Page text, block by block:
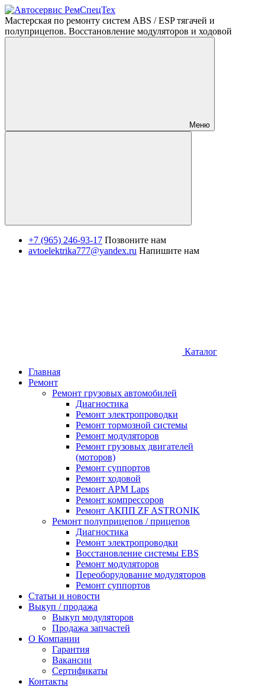
Мастерская по ремонту систем ABS / ESP тягачей и
полуприцепов. Восстановление модуляторов и ходовой
Меню
+7 (965) 246-93-17 Позвоните нам
avtoelektrika777@yandex.ru Напишите нам
Каталог
Главная
Ремонт
Ремонт грузовых автомобилей
Диагностика
Ремонт электропроводки
Ремонт тормозной системы
Ремонт модуляторов
Ремонт грузовых двигателей
(моторов)
Ремонт суппортов
Ремонт ходовой
Ремонт APM Laps
Ремонт компрессоров
Ремонт АКПП ZF ASTRONIK
Ремонт полуприцепов / прицепов
Диагностика
Ремонт электропроводки
Восстановление системы EBS
Ремонт модуляторов
Переоборудование модуляторов
Ремонт суппортов
Статьи и новости
Выкуп / продажа
Выкуп модуляторов
Продажа запчастей
О Компании
Гарантия
Вакансии
Сертификаты
Контакты